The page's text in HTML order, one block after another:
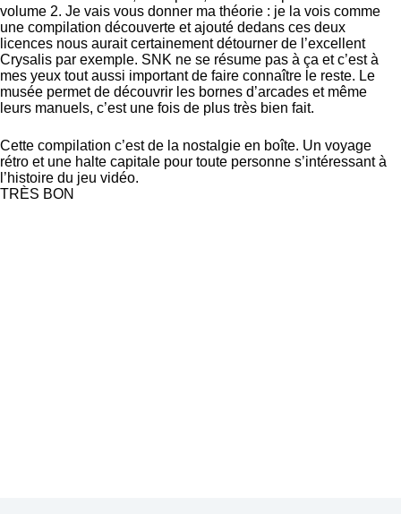
volume 2. Je vais vous donner ma théorie : je la vois comme
une compilation découverte et ajouté dedans ces deux
licences nous aurait certainement détourner de l’excellent
Crysalis par exemple. SNK ne se résume pas à ça et c’est à
mes yeux tout aussi important de faire connaître le reste. Le
musée permet de découvrir les bornes d’arcades et même
leurs manuels, c’est une fois de plus très bien fait.
Cette compilation c’est de la nostalgie en boîte. Un voyage
rétro et une halte capitale pour toute personne s’intéressant à
l’histoire du jeu vidéo.
TRÈS BON